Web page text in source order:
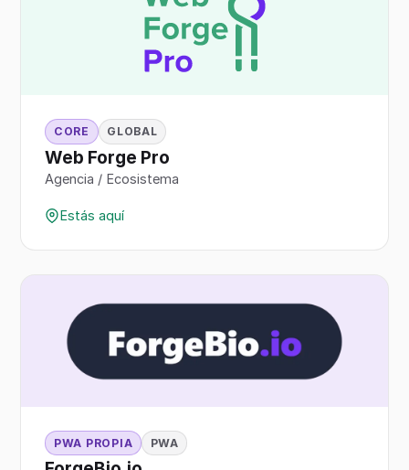
CORE GLOBAL
Web Forge Pro
Agencia / Ecosistema
Estás aquí
PWA PROPIA PWA